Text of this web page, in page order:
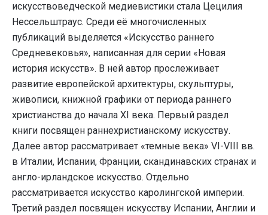
искусствоведческой медиевистики стала Цецилия
Нессельштраус. Среди её многочисленных
публикаций выделяется «Искусство раннего
Средневековья», написанная для серии «Новая
история искусств». В ней автор прослеживает
развитие европейской архитектуры, скульптуры,
живописи, книжной графики от периода раннего
христианства до начала XI века. Первый раздел
книги посвящен раннехристианскому искусству.
Далее автор рассматривает «темные века» VI-VIII вв.
в Италии, Испании, Франции, скандинавских странах и
англо-ирландское искусство. Отдельно
рассматривается искусство каролингской империи.
Третий раздел посвящен искусству Испании, Англии и